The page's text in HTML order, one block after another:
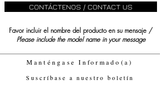
CONTÁCTENOS / CONTACT US
Favor incluir el nombre del producto en su mensaje /
Please include the model name in your message
Manténgase Informado(a)
Suscríbase a nuestro boletín